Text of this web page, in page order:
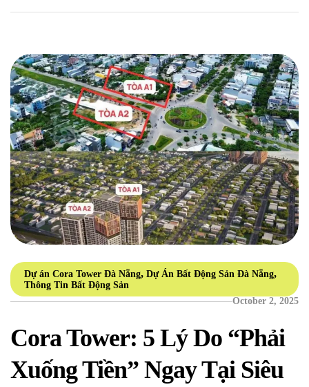
đang tái định nghĩa khái niệm “sống sang” […]
Dự án Cora Tower Đà Nẵng, Dự Án Bất Động Sản Đà Nẵng,
Thông Tin Bất Động Sản
October 2, 2025
Cora Tower: 5 Lý Do “Phải
Xuống Tiền” Ngay Tại Siêu